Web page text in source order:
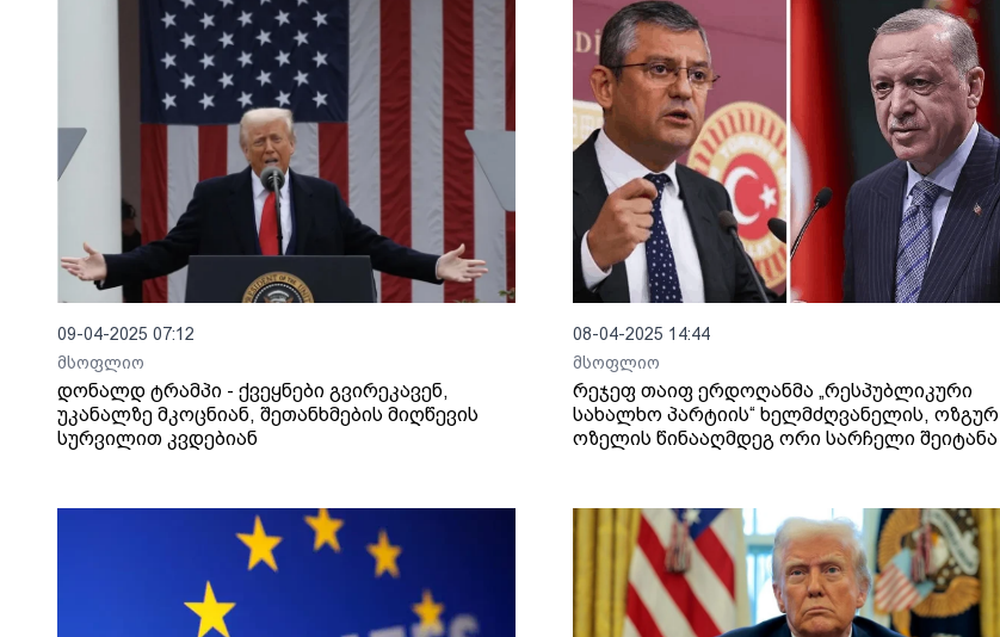
09-04-2025 07:12
მსოფლიო
დონალდ ტრამპი - ქვეყნები გვირეკავენ,
უკანალზე მკოცნიან, შეთანხმების მიღწევის
სურვილით კვდებიან
08-04-2025 14:44
მსოფლიო
რეჯეფ თაიფ ერდოღანმა „რესპუბლიკური
სახალხო პარტიის“ ხელმძღვანელის, ოზგურ
ოზელის წინააღმდეგ ორი სარჩელი შეიტანა